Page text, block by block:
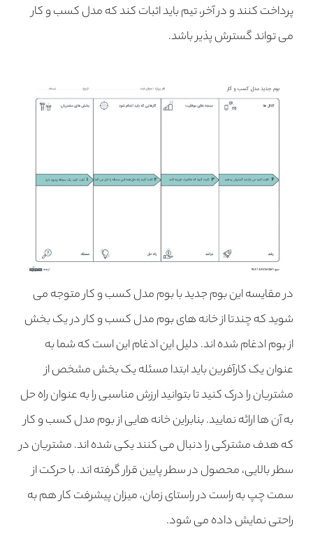
پرداخت کنند و در آخر، تیم باید اثبات کند که مدل کسب و کار
می تواند گسترش پذیر باشد.
در مقایسه این بوم جدید با بوم مدل کسب و کار متوجه می
شوید که چندتا از خانه های بوم مدل کسب و کار در یک بخش
از بوم ادغام شده اند. دلیل این ادغام این است که شما به
عنوان یک کارآفرین باید ابتدا مسئله یک بخش مشخص از
مشتریان را درک کنید تا بتوانید ارزش مناسبی را به عنوان راه حل
به آن ها ارائه نمایید. بنابراین خانه هایی از بوم مدل کسب و کار
که هدف مشترکی را دنبال می کنند یکی شده اند. مشتریان در
سطر بالایی، محصول در سطر پایین قرار گرفته اند. با حرکت از
سمت چپ به راست در راستای زمان، میزان پیشرفت کار هم به
راحتی نمایش داده می شود.